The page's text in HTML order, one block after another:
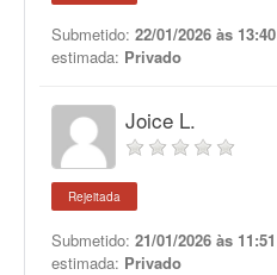
Submetido: 22/01/2026 às 13:40
estimada: Privado
Joice L.
Rejeitada
Submetido: 21/01/2026 às 11:51
estimada: Privado